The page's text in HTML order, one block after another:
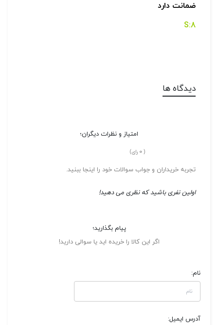
ضمانت دارد
8:S
دیدگاه ها
امتیاز و نظرات دیگران؛
(
0 رای)
تجربه خریداران و جواب سوالات خود را اینجا ببنید.
اولین نفری باشید که نظری می دهید!
پیام بگذارید؛
اگر این کالا را خریده اید یا سوالی دارید!
نام:
آدرس ایمیل: